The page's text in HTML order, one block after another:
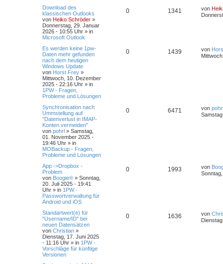
Download des
klassischen Outlooks
von Heiko Schröder »
Donnerstag, 29. Januar
2026 - 10:55 Uhr » in
Microsoft Outlook
0 1341 von
Es werden keine 1pw-
Daten mehr gefunden
nach dem heutigen
Windows Update
von Horst Frey »
Mittwoch, 10. Dezember
2025 - 22:16 Uhr » in
1PW - Fragen,
Probleme und Lösungen
0 1439 von
Synchronisation nach
Ummstellung auf
"Datenverlust in IMAP-
Konten vermeiden"
von pohrl » Samstag,
01. November 2025 -
19:46 Uhr » in
MOBackup - Fragen,
Probleme und Lösungen
0 6471 von pohrl
App ->Dropbox -
Problem
von Boogie® » Sonntag,
20. Juli 2025 - 19:41
Uhr » in 1PW -
Passwortverwaltung für
Android und iOS
0 1993 von
Standartwert(e) für
"Username/ID" bei
neuen Datensätzen
von Christian »
Dienstag, 17. Juni 2025
- 11:16 Uhr » in 1PW -
Vorschläge für künftige
Versionen
0 1636 von